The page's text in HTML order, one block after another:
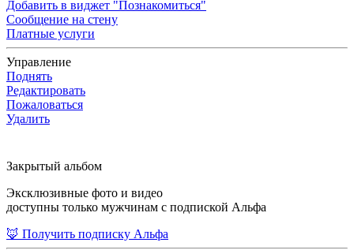
Добавить в виджет "Познакомиться"
Сообщение на стену
Платные услуги
Управление
Поднять
Редактировать
Пожаловаться
Удалить
Закрытый альбом
Эксклюзивные фото и видео
доступны только мужчинам с подпиской Альфа
🦊 Получить подписку Альфа